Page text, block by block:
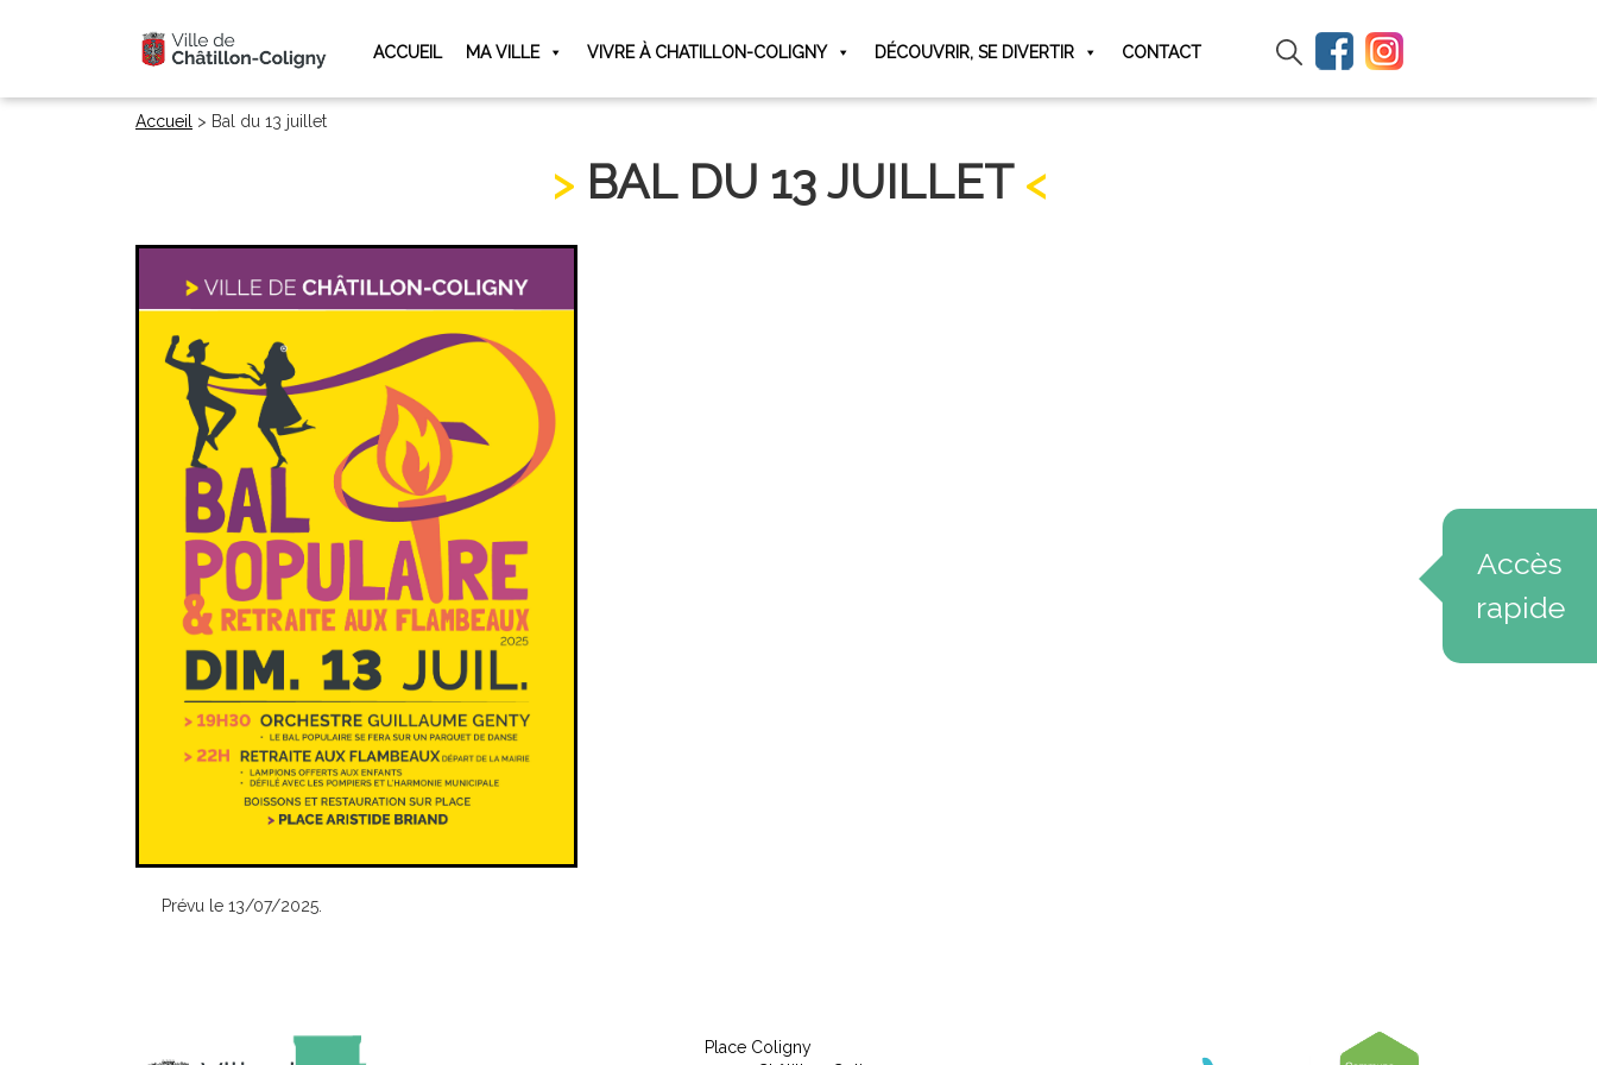
ACCUEIL MA VILLE VIVRE À CHATILLON-COLIGNY DÉCOUVRIR, SE DIVERTIR CONTACT
Accueil > Bal du 13 juillet
BAL DU 13 JUILLET
Prévu le 13/07/2025.
Place Coligny
Accès
rapide